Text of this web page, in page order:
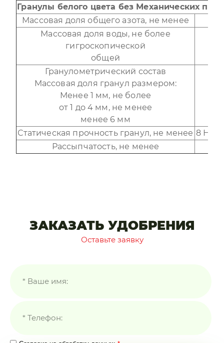
Гранулы белого цвета без Механических
Массовая доля общего азота, не менее
Массовая доля воды, не более
гигроскопической
общей
Гранулометрический состав
Массовая доля гранул размером:
Менее 1 мм, не более
от 1 до 4 мм, не менее
менее 6 мм
Статическая прочность гранул, не менее 8 Н/
Рассыпчатость, не менее
ЗАКАЗАТЬ УДОБРЕНИЯ
Оставьте заявку